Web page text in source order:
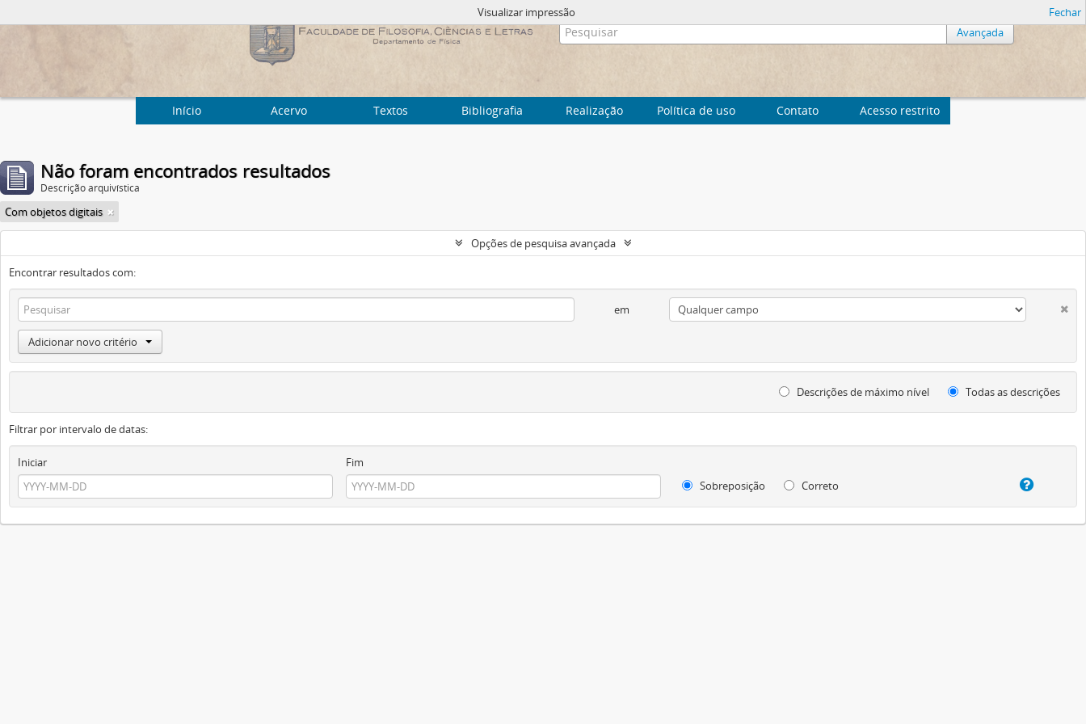
Avançada
Início Acervo Textos Bibliografia Realização Política de uso Contato Acesso restrito
Visualizar impressão Fechar
Não foram encontrados resultados
Descrição arquivística
Com objetos digitais
Opções de pesquisa avançada
Encontrar resultados com:
em
Adicionar novo critério
Descrições de máximo nível Todas as descrições
Filtrar por intervalo de datas:
Iniciar
Fim
Sobreposição
Correto